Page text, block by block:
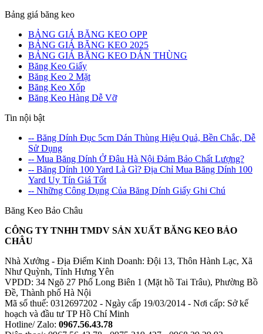
Bảng giá băng keo
BẢNG GIÁ BĂNG KEO OPP
BẢNG GIÁ BĂNG KEO 2025
BẢNG GIÁ BĂNG KEO DÁN THÙNG
Băng Keo Giấy
Băng Keo 2 Mặt
Băng Keo Xốp
Băng Keo Hàng Dễ Vỡ
Tin nội bật
-- Băng Dính Đục 5cm Dán Thùng Hiệu Quả, Bền Chắc, Dễ
Sử Dụng
-- Mua Băng Dính Ở Đâu Hà Nội Đảm Bảo Chất Lượng?
-- Băng Dính 100 Yard Là Gì? Địa Chỉ Mua Băng Dính 100
Yard Uy Tín Giá Tốt
-- Những Công Dụng Của Băng Dính Giấy Ghi Chú
Băng Keo Bảo Châu
CÔNG TY TNHH TMDV SẢN XUẤT BĂNG KEO BẢO
CHÂU
Nhà Xưởng - Địa Điểm Kinh Doanh: Đội 13, Thôn Hành Lạc, Xã
Như Quỳnh, Tỉnh Hưng Yên
VPDD: 34 Ngõ 27 Phố Long Biên 1 (Mặt hồ Tai Trâu), Phường Bồ
Đề, Thành phố Hà Nội
Mã số thuế: 0312697202 - Ngày cấp 19/03/2014 - Nơi cấp: Sở kế
hoạch và đầu tư TP Hồ Chí Minh
Hotline/ Zalo: 0967.56.43.78